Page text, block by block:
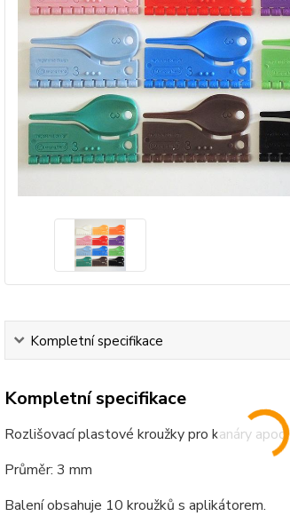
Kompletní specifikace
Kompletní specifikace
Rozlišovací plastové kroužky pro kanáry apod.
Průměr: 3 mm
Balení obsahuje 10 kroužků s aplikátorem.